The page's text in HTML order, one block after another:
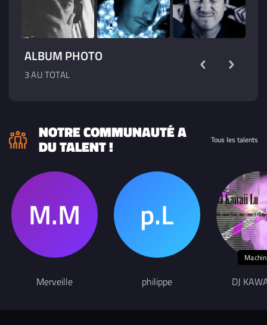
ALBUM PHOTO
3 AU TOTAL
NOTRE COMMUNAUTÉ A
DU TALENT ! Tous les talents
Merveille philippe DJ